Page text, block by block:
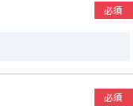
必須
必須